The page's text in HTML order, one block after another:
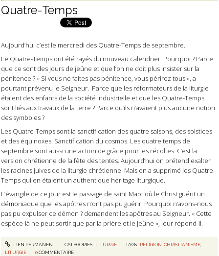
Quatre-Temps
Aujourd’hui c’est le mercredi des Quatre-Temps de septembre.
Le Quatre-Temps ont été rayés du nouveau calendrier. Pourquoi ? Parce
que ce sont des jours de jeûne et que l’on ne doit plus insister sur la
pénitence ? « Si vous ne faites pas pénitence, vous périrez tous », a
pourtant prévenu le Seigneur. Parce que les réformateurs de la liturgie
étaient des enfants de la société industrielle et que les Quatre-Temps
sont liés aux travaux de la terre ? Parce qu’ils n’avaient plus aucune notion
des symboles ?
Les Quatre-Temps sont la sanctification des quatre saisons, des solstices
et des équinoxes. Sanctification du cosmos. Les quatre temps de
septembre sont aussi une action de grâce pour les récoltes. C’est la
version chrétienne de la fête des tentes. Aujourd’hui on prétend exalter
les racines juives de la liturgie chrétienne. Mais on a supprimé les Quatre-
Temps qui en étaient un authentique héritage liturgique.
L’évangile de ce jour est le passage de saint Marc où le Christ guérit un
démoniaque que les apôtres n’ont pas pu guérir. Pourquoi n’avons-nous
pas pu expulser ce démon ? demandent les apôtres au Seigneur. « Cette
espèce-là ne peut sortir que par la prière et le jeûne », leur répond-il.
LIEN PERMANENT CATÉGORIES : LITURGIE TAGS : RELIGION,CHRISTIANISME,
LITURGIE
0 COMMENTAIRE